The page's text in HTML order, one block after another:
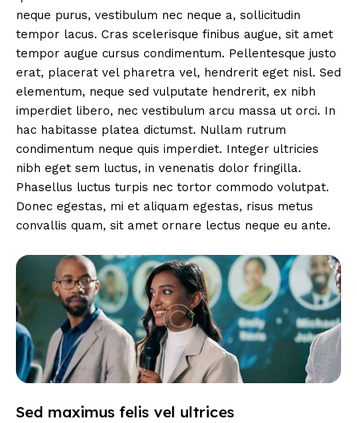
neque purus, vestibulum nec neque a, sollicitudin
tempor lacus. Cras scelerisque finibus augue, sit amet
tempor augue cursus condimentum. Pellentesque justo
erat, placerat vel pharetra vel, hendrerit eget nisl. Sed
elementum, neque sed vulputate hendrerit, ex nibh
imperdiet libero, nec vestibulum arcu massa ut orci. In
hac habitasse platea dictumst. Nullam rutrum
condimentum neque quis imperdiet. Integer ultricies
nibh eget sem luctus, in venenatis dolor fringilla.
Phasellus luctus turpis nec tortor commodo volutpat.
Donec egestas, mi et aliquam egestas, risus metus
convallis quam, sit amet ornare lectus neque eu ante.
Sed maximus felis vel ultrices